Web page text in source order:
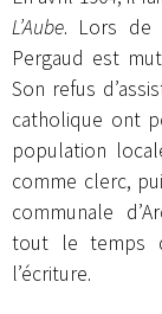
L’Aube. Lors de
Pergaud est
Son refus
catholique ont
population
comme clerc,
communale
tout le temps
l’écriture.